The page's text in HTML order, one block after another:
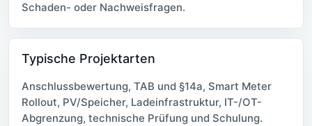
Schaden- oder Nachweisfragen.
Typische Projektarten
Anschlussbewertung, TAB und §14a, Smart Meter
Rollout, PV/Speicher, Ladeinfrastruktur, IT-/OT-
Abgrenzung, technische Prüfung und Schulung.